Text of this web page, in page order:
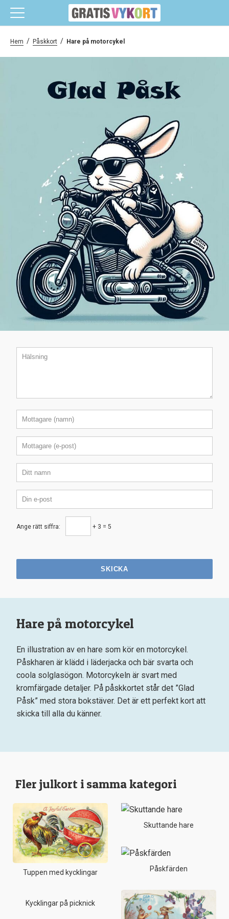
Hem / Påskkort / Hare på motorcykel
Ange rätt siffra: + 3 = 5
SKICKA
Hare på motorcykel
En illustration av en hare som kör en motorcykel.
Påskharen är klädd i läderjacka och bär svarta och
coola solglasögon. Motorcykeln är svart med
kromfärgade detaljer. På påskkortet står det ”Glad
Påsk” med stora bokstäver. Det är ett perfekt kort att
skicka till alla du känner.
Fler julkort i samma kategori
Tuppen med kycklingar
Kycklingar på picknick
Skuttande hare
Påskfärden